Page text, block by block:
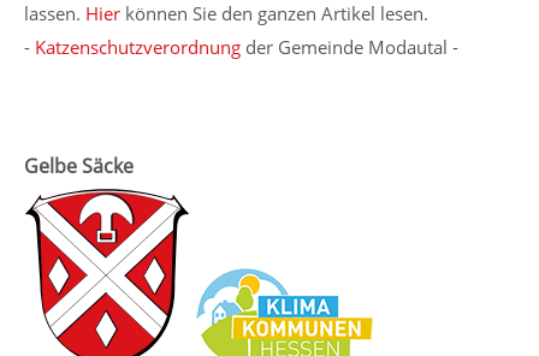
lassen. Hier können Sie den ganzen Artikel lesen.
- Katzenschutzverordnung der Gemeinde Modautal -
Gelbe Säcke